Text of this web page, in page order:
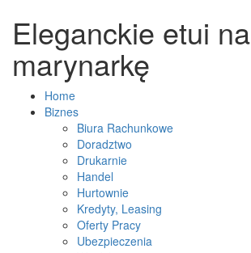
Eleganckie etui na
marynarkę
Home
Biznes
Biura Rachunkowe
Doradztwo
Drukarnie
Handel
Hurtownie
Kredyty, Leasing
Oferty Pracy
Ubezpieczenia